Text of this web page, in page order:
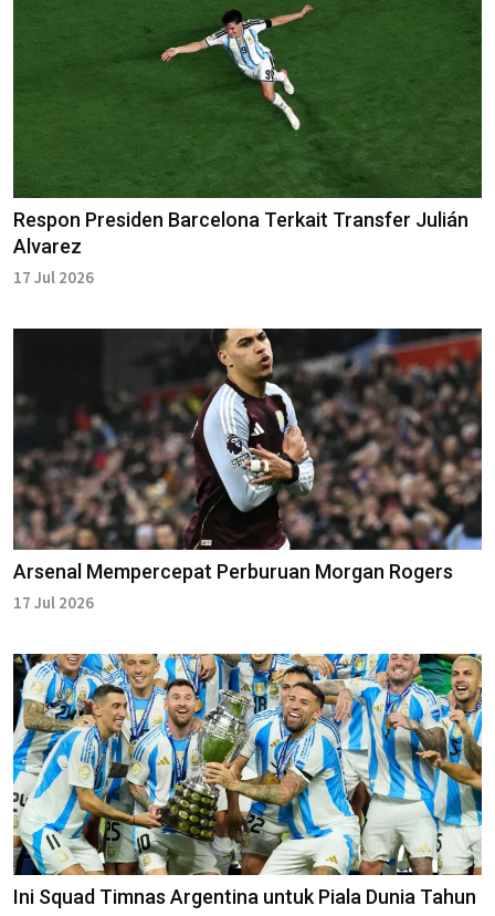
Respon Presiden Barcelona Terkait Transfer Julián
Alvarez
17 Jul 2026
Arsenal Mempercepat Perburuan Morgan Rogers
17 Jul 2026
Ini Squad Timnas Argentina untuk Piala Dunia Tahun